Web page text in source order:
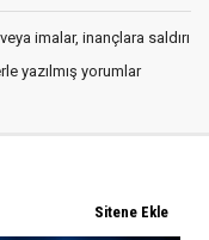
imalar, inançlara saldırı
yazılmış yorumlar